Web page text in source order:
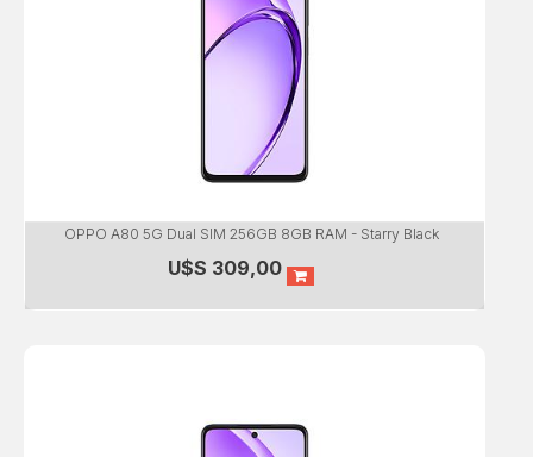
OPPO A80 5G Dual SIM 256GB 8GB RAM - Starry Black
U$S 309,00